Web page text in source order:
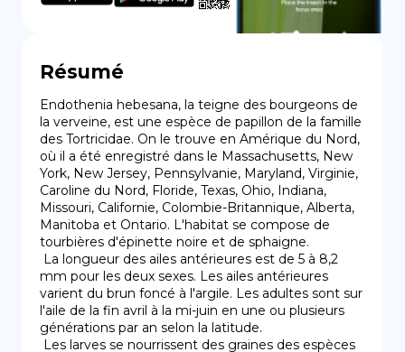
Résumé
Endothenia hebesana, la teigne des bourgeons de
la verveine, est une espèce de papillon de la famille
des Tortricidae. On le trouve en Amérique du Nord,
où il a été enregistré dans le Massachusetts, New
York, New Jersey, Pennsylvanie, Maryland, Virginie,
Caroline du Nord, Floride, Texas, Ohio, Indiana,
Missouri, Californie, Colombie-Britannique, Alberta,
Manitoba et Ontario. L'habitat se compose de
tourbières d'épinette noire et de sphaigne.
mm pour les deux sexes. Les ailes antérieures
varient du brun foncé à l'argile. Les adultes sont sur
l'aile de la fin avril à la mi-juin en une ou plusieurs
générations par an selon la latitude.